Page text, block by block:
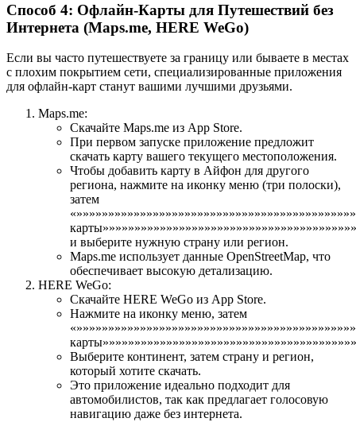
Способ 4: Офлайн-Карты для Путешествий без
Интернета (Maps.me, HERE WeGo)
Если вы часто путешествуете за границу или бываете в местах
с плохим покрытием сети, специализированные приложения
для офлайн-карт станут вашими лучшими друзьями.
Maps.me:
Скачайте Maps.me из App Store.
При первом запуске приложение предложит
скачать карту вашего текущего местоположения.
Чтобы добавить карту в Айфон для другого
региона, нажмите на иконку меню (три полоски),
затем
и выберите нужную страну или регион.
Maps.me использует данные OpenStreetMap, что
обеспечивает высокую детализацию.
HERE WeGo:
Скачайте HERE WeGo из App Store.
Нажмите на иконку меню, затем
Выберите континент, затем страну и регион,
который хотите скачать.
Это приложение идеально подходит для
автомобилистов, так как предлагает голосовую
навигацию даже без интернета.